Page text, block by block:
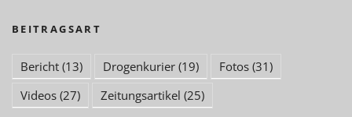
BEITRAGSART
Bericht (13) Drogenkurier (19) Fotos (31)
Videos (27) Zeitungsartikel (25)